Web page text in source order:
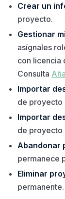
Crear un
proyecto.
Gestionar
asígnales
con licencia
Consulta
Importar
de proyecto
Importar
de proyecto
Abandonar
permanece
Eliminar